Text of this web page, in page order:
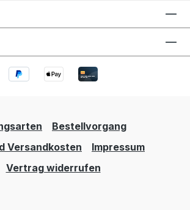
Bestellvorgang
Versandkosten
Impressum
Vertrag widerrufen